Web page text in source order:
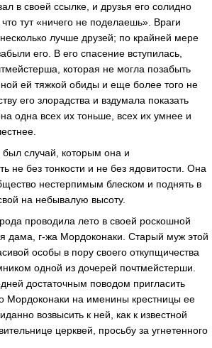
в своей ссылке, и друзья его солидно
тут «ничего не поделаешь». Враги
лучше друзей; по крайней мере
его. В его спасение вступилась,
которая не могла позабыть
ей тяжкой обиды и еще более того не
его злорадства и вздумала показать
одна всех их тоньше, всех их умнее и
случай, которым она и
не без тонкости и не без ядовитости. Она
нестерпимым блеском и поднять в
на небывалую высоту.
проводила лето в своей роскошной
дама, г-жа Мордоконаки. Старый муж этой
особы в пору своего откупщичества
одной из дочерей почтмейстерши.
достаточным поводом пригласить
Мордоконаки на именины крестницы ее
возвысить к ней, как к известной
церквей, просьбу за угнетенного